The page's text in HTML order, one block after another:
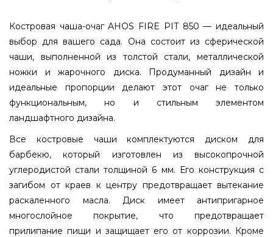
Костровая чаша-очаг AHOS FIRE PIT 850 — идеальный
выбор для вашего сада. Она состоит из сферической
чаши, выполненной из толстой стали, металлической
ножки и жарочного диска. Продуманный дизайн и
идеальные пропорции делают этот очаг не только
функциональным, но и стильным элементом
ландшафтного дизайна.
Все костровые чаши комплектуются диском для
барбекю, который изготовлен из высокопрочной
углеродистой стали толщиной 6 мм. Его конструкция с
загибом от краев к центру предотвращает вытекание
раскаленного масла. Диск имеет антипригарное
многослойное покрытие, что предотвращает
прилипание пищи и защищает его от коррозии. Кроме